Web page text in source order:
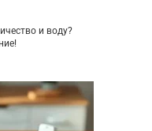
и воду?